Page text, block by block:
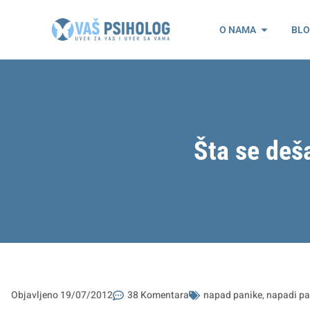
O NAMA Open O
Šta se
Objavljeno19/07/2012 38 Komentara napad panike, napadi